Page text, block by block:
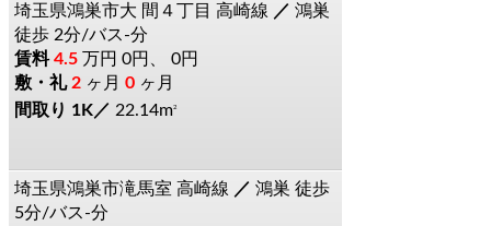
埼玉県鴻巣市大 間４丁目 高崎線
鴻巣
徒歩 2分/バス-分
4.5 万円
0円、 0円
2 ヶ月 0 ヶ月
1K
22.14m2
埼玉県鴻巣市滝馬室 高崎線 鴻巣 徒歩
5分/バス-分